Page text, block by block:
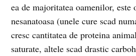
ea de majoritatea oamenilor, este
nesanatoasa (unele cure scad
cresc cantitatea de proteina
saturate, altele scad drastic